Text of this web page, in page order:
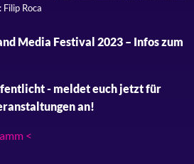
Filip Roca
Media Festival 2023 – Infos zum
- meldet euch jetzt für
an!
<